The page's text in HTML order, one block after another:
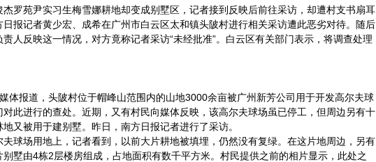
苑尹实习生梅雪娜耕地却变成别墅区，记者接到反映后前往采访，却遭村支书扇耳
报记者黄少宏、成希在广州市白云区太和镇头陂村进行相关采访遭此恶劣对待。随后
人反映这一情况，对方竟称记者采访“未经批准”。白云区有关部门表示，将调查处理
报道，头陂村位于帽峰山范围内的山地3000余亩被广州新芳公司用于开发高尔夫球
此进行的查处。近期，又有村民向媒体反映，该高尔夫球场虽已停工，但周边另有十
又被用于建别墅。昨日，南方日报记者进行了采访。
场用地上，记者看到，以前大片耕地被填埋，仍然没有复绿。在这片地周边，另有
别墅由4栋2层楼房组成，占地面积有数千平方米。村民提供之前的相片显示，此处之